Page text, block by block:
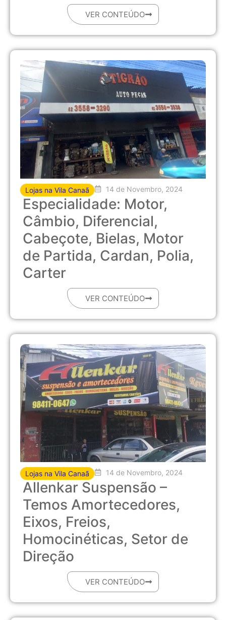
VER CONTEÚDO
Lojas na Vila Canaã 14 de Novembro, 2024
Especialidade: Motor,
Câmbio, Diferencial,
Cabeçote, Bielas, Motor
de Partida, Cardan, Polia,
Carter
VER CONTEÚDO
Lojas na Vila Canaã 14 de Novembro, 2024
Allenkar Suspensão –
Temos Amortecedores,
Eixos, Freios,
Homocinéticas, Setor de
Direção
VER CONTEÚDO